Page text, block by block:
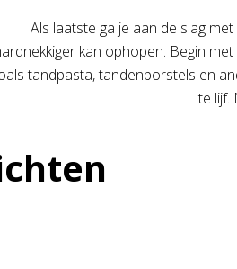
Als laatste ga je aan de slag
kan ophopen. Begin
tandpasta, tandenborstels en
te lijf.